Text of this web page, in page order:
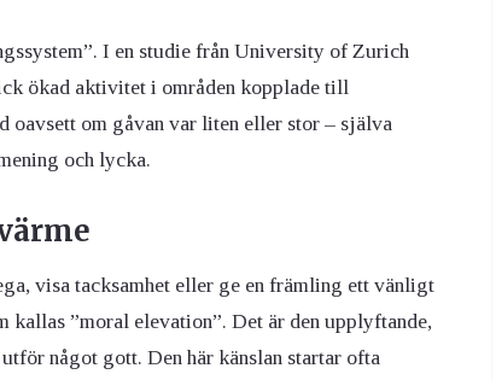
I en studie från University of Zurich
ökad aktivitet i områden kopplade till
om gåvan var liten eller stor – själva
och lycka.
visa tacksamhet eller ge en främling ett vänligt
”moral elevation”. Det är den upplyftande,
något gott. Den här känslan startar ofta